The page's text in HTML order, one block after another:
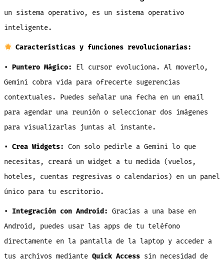
un sistema operativo, es un sistema operativo
inteligente.
Características y funciones revolucionarias:
• Puntero Mágico:
El cursor evoluciona. Al moverlo,
Gemini cobra vida para ofrecerte sugerencias
contextuales. Puedes señalar una fecha en un email
para agendar una reunión o seleccionar dos imágenes
para visualizarlas juntas al instante.
• Crea Widgets:
Con solo pedirle a Gemini lo que
necesitas, creará un widget a tu medida (vuelos,
hoteles, cuentas regresivas o calendarios) en un panel
único para tu escritorio.
• Integración con Android: Gracias a una base en
Android, puedes usar las apps de tu teléfono
directamente en la pantalla de la laptop y acceder a
tus archivos mediante Quick Accesssin necesidad de